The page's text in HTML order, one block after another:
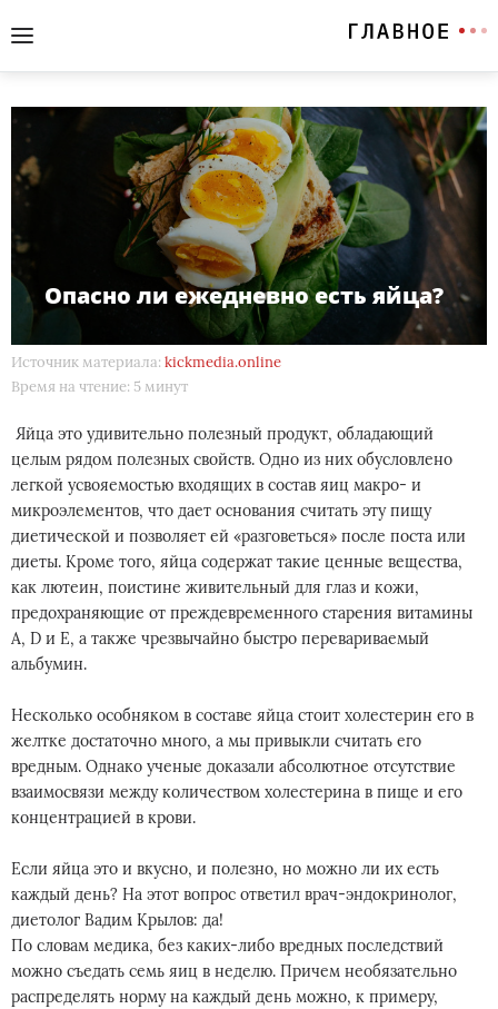
Опасно ли ежедневно есть яйца?
Источник материала: kickmedia.online
Время на чтение: 5 минут
Яйца это удивительно полезный продукт, обладающий
целым рядом полезных свойств. Одно из них обусловлено
легкой усвояемостью входящих в состав яиц макро- и
микроэлементов, что дает основания считать эту пищу
диетической и позволяет ей «разговеться» после поста или
диеты. Кроме того, яйца содержат такие ценные вещества,
как лютеин, поистине живительный для глаз и кожи,
предохраняющие от преждевременного старения витамины
A, D и E, а также чрезвычайно быстро перевариваемый
альбумин.
Несколько особняком в составе яйца стоит холестерин его в
желтке достаточно много, а мы привыкли считать его
вредным. Однако ученые доказали абсолютное отсутствие
взаимосвязи между количеством холестерина в пище и его
концентрацией в крови.
Если яйца это и вкусно, и полезно, но можно ли их есть
каждый день? На этот вопрос ответил врач-эндокринолог,
диетолог Вадим Крылов: да!
По словам медика, без каких-либо вредных последствий
можно съедать семь яиц в неделю. Причем необязательно
распределять норму на каждый день можно, к примеру,